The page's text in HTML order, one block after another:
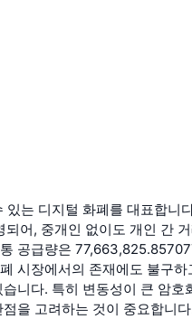
는 디지털 화폐를 대표합니
어, 중개인 없이도 개인 간
공급량은
시장에서의 존재에도 불구하
니다. 특히 변동성이 큰 암호
을 고려하는 것이 중요합니